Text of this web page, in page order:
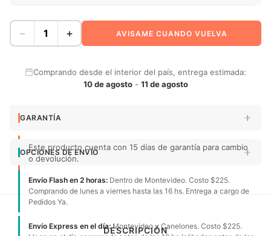
− + AVISAME CUANDO VUELVA
Comprando desde el interior del país, entrega estimada:
10 de agosto- 11 de agosto
GARANTÍA
Este producto cuenta con 15 días de garantía para cambio
o devolución.
OPCIONES DE ENVÍO
Envío Flash en 2 horas: Dentro de Montevideo. Costo $225.
Comprando de lunes a viernes hasta las 16 hs. Entrega a cargo de
Pedidos Ya.
Envío Express en el día:Montevideo y Canelones. Costo $225.
DESCRIPCIÓN